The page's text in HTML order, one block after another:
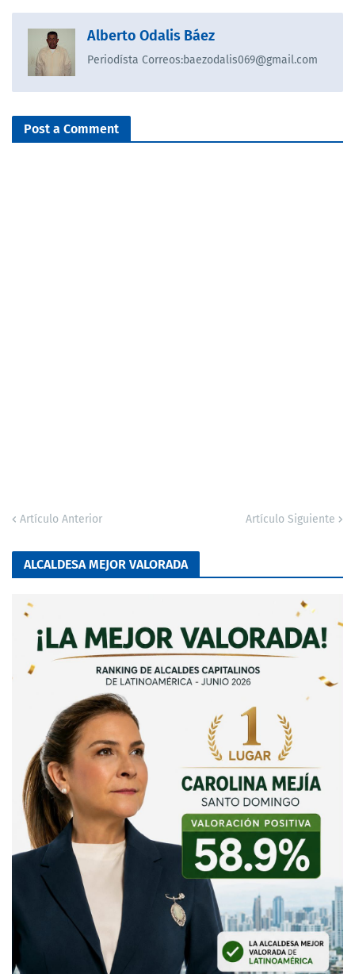
Alberto Odalis Báez
Periodísta Correos:baezodalis069@gmail.com
Post a Comment
Artículo Anterior Artículo Siguiente
ALCALDESA MEJOR VALORADA